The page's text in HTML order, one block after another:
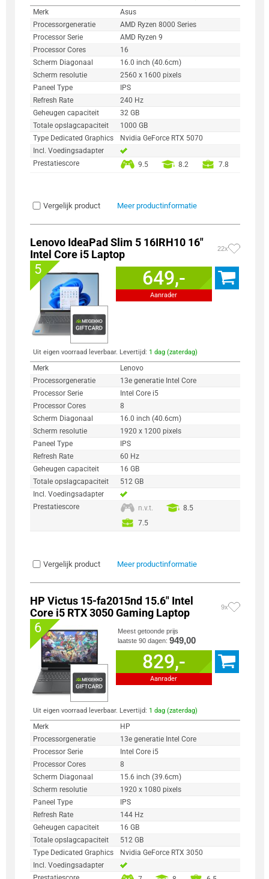
Merk
Asus
Processorgeneratie
AMD Ryzen 8000 Series
Processor Serie
AMD Ryzen 9
Processor Cores
16
Scherm Diagonaal
16.0 inch (40.6cm)
Scherm resolutie
2560 x 1600 pixels
Paneel Type
IPS
Refresh Rate
240 Hz
Geheugen capaciteit
32 GB
Totale opslagcapaciteit
1000 GB
Type Dedicated Graphics
Nvidia GeForce RTX 5070
Incl. Voedingsadapter
Prestatiescore
9.5 8.2 7.8
Vergelijk product Meer productinformatie
Lenovo IdeaPad Slim 5 16IRH10 16"
Intel Core i5 Laptop
22x
5 649,-
Aanrader
Uit eigen voorraad leverbaar. Levertijd: 1 dag (zaterdag)
Merk
Lenovo
Processorgeneratie
13e generatie Intel Core
Processor Serie
Intel Core i5
Processor Cores
8
Scherm Diagonaal
16.0 inch (40.6cm)
Scherm resolutie
1920 x 1200 pixels
Paneel Type
IPS
Refresh Rate
60 Hz
Geheugen capaciteit
16 GB
Totale opslagcapaciteit
512 GB
Incl. Voedingsadapter
Prestatiescore
n.v.t.
8.5
7.5
Vergelijk product Meer productinformatie
HP Victus 15-fa2015nd 15.6" Intel
Core i5 RTX 3050 Gaming Laptop
9x
6
Meest getoonde prijs
laatste 90 dagen: 949,00
829,-
Aanrader
Uit eigen voorraad leverbaar. Levertijd: 1 dag (zaterdag)
Merk
HP
Processorgeneratie
13e generatie Intel Core
Processor Serie
Intel Core i5
Processor Cores
8
Scherm Diagonaal
15.6 inch (39.6cm)
Scherm resolutie
1920 x 1080 pixels
Paneel Type
IPS
Refresh Rate
144 Hz
Geheugen capaciteit
16 GB
Totale opslagcapaciteit
512 GB
Type Dedicated Graphics
Nvidia GeForce RTX 3050
Incl. Voedingsadapter